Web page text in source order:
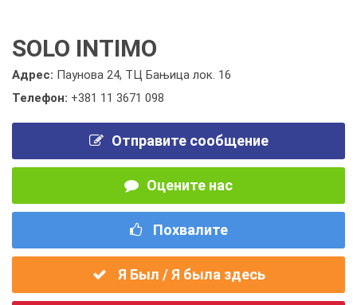
SOLO INTIMO
Адрес: Паунова 24, ТЦ Бањица лок. 16
Телефон: +381 11 3671 098
Отправите сообщение
Оцените нас
Похвалите
Я Был / Я была здесь